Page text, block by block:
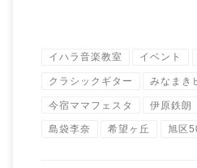
イハラ音楽教室 イベント
クラシックギター みなまき
今宿ママフェスタ 伊原鉄朗
島袋李奈 希望ヶ丘 旭区